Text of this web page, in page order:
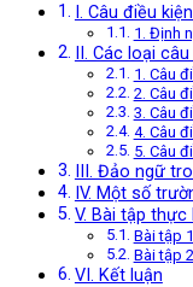
I. Câu điều
1. Định
II. Các loại
1. Câu
2. Câu
3. Câu
4. Câu
5. Câu
III. Đảo ngữ
IV. Một số
V. Bài tập
Bài tập
Bài tập
VI. Kết luận